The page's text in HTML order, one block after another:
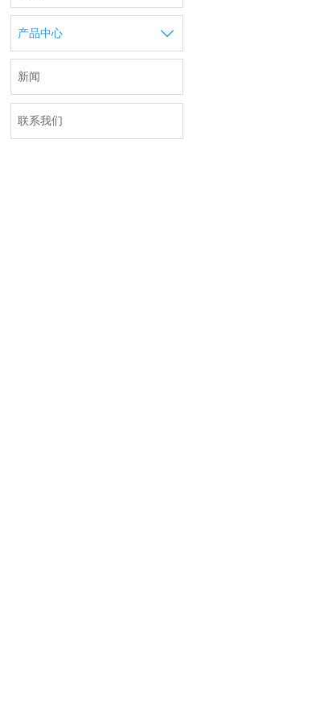
产品中心 
新闻
联系我们